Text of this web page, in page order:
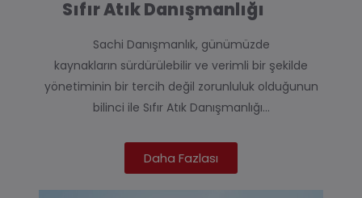
Sachi Danışmanlık, günümüzde
kaynakların sürdürülebilir ve verimli bir şekilde
yönetiminin bir tercih değil zorunluluk olduğunun
bilinci ile Sıfır Atık Danışmanlığı…
Daha Fazlası